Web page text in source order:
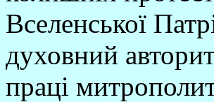
Вселенської
духовний
праці